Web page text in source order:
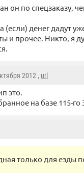
он по спецзаказу,
(если) денег дадут
и прочее. Никто, я
2012 , url
это.
на базе 115-го
только для езды